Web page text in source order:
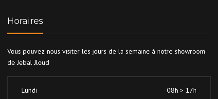
Horaires
Vous pouvez nous visiter les jours de la semaine à notre showroom
de Jebal Jloud
Lundi
08h > 17h